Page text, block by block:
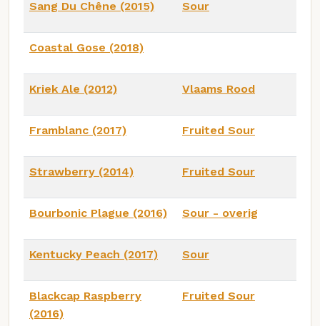
Sang Du Chêne (2015) Sour
Coastal Gose (2018)
Kriek Ale (2012) Vlaams Rood
Framblanc (2017) Fruited Sour
Strawberry (2014) Fruited Sour
Bourbonic Plague (2016) Sour - overig
Kentucky Peach (2017) Sour
Blackcap Raspberry
(2016)
Fruited Sour